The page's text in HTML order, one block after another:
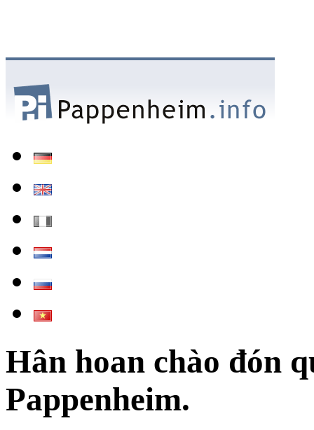
Hân hoan chào đón
Pappenheim.